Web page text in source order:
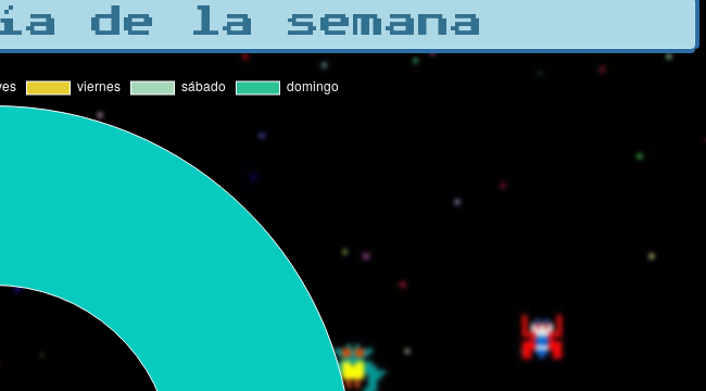
de la semana